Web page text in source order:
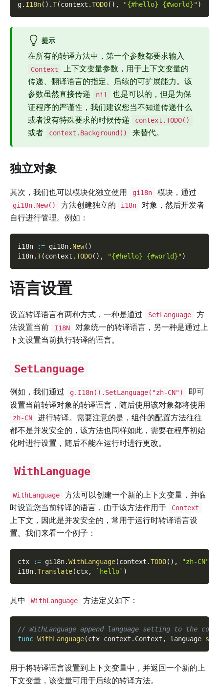
g. I18n( ) .T(context .TODO( ) , "{#hello} {#world}")
提示
在所有的转译方法中，第一个参数都要求输入
Context
上下文变量参数，用于上下文变量的
传递、翻译语言的指定、后续的可扩展能力。该
参数虽然直接传递
nil
也是可以的，但是为保
证程序的严谨性，我们建议您当不知道传递什么
或者没有特殊要求的时候传递
context.TODO()
或者 context.Background() 来替代。
独立对象
其次，我们也可以模块化独立使用 gi18n 模块，通过
gi18n.New() 方法创建独立的 i18n
对象，然后开发者
自行进行管理。例如：
i18n := gi18n. New( )
i18n.T(context .TODO( ) , "{#hello} {#world}")
语言设置
设置转译语言有两种方式，一种是通过 SetLanguage
方
法设置当前
I18N
对象统一的转译语言，另一种是通过上
下文设置当前执行转译的语言。
SetLanguage
例如，我们通过 g.I18n().SetLanguage("zh-CN")
即可
设置当前转译对象的转译语言，随后使用该对象都将使用
zh-CN
进行转译。需要注意的是，组件的配置方法往往
都不是并发安全的，该方法也同样如此，需要在程序初始
化时进行设置，随后不能在运行时进行更改。
WithLanguage
WithLanguage
方法可以创建一个新的上下文变量，并临
时设置您当前转译的语言，由于该方法作用于
Context
上下文，因此是并发安全的，常用于运行时转译语言设
置。我们来看一个例子：
ctx := gi18n.WithLanguage(context .TODO( ) , "zh-CN"
i18n.Translate(ctx, `hello` )
其中 WithLanguage 方法定义如下：
// WithLanguage append language setting to the
func WithLanguage(ctx context . Context , language
用于将转译语言设置到上下文变量中，并返回一个新的上
下文变量，该变量可用于后续的转译方法。